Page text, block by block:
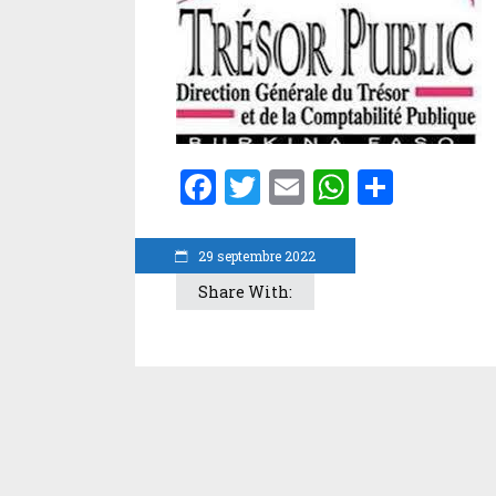
29 septembre 2022
Facebook
Twitter
Email
Share With: